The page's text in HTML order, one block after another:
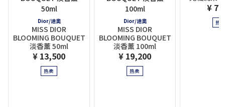
Dior/迪奧
MISS DIOR
BLOOMING BOUQUET
淡香薰 50ml
¥ 13,500
热卖
Dior/迪奧
MISS DIOR
BLOOMING BOUQUET
淡香薰 100ml
¥ 19,200
热卖
¥
热